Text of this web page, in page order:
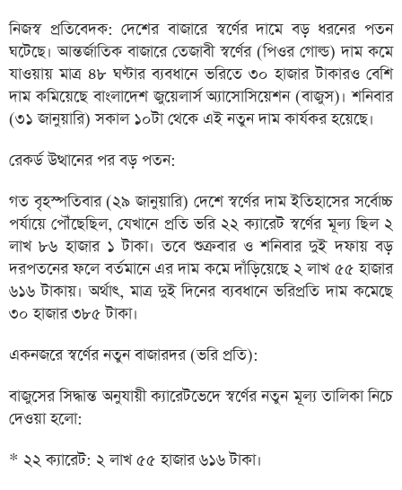
নিজস্ব প্রতিবেদক: দেশের বাজারে স্বর্ণের দামে বড় ধরনের পতন
ঘটেছে। আন্তর্জাতিক বাজারে তেজাবী স্বর্ণের (পিওর গোল্ড) দাম কমে
যাওয়ায় মাত্র ৪৮ ঘণ্টার ব্যবধানে ভরিতে ৩০ হাজার টাকারও বেশি
দাম কমিয়েছে বাংলাদেশ জুয়েলার্স অ্যাসোসিয়েশন (বাজুস)। শনিবার
(৩১ জানুয়ারি) সকাল ১০টা থেকে এই নতুন দাম কার্যকর হয়েছে।
রেকর্ড উত্থানের পর বড় পতন:
গত বৃহস্পতিবার (২৯ জানুয়ারি) দেশে স্বর্ণের দাম ইতিহাসের সর্বোচ্চ
পর্যায়ে পৌঁছেছিল, যেখানে প্রতি ভরি ২২ ক্যারেট স্বর্ণের মূল্য ছিল ২
লাখ ৮৬ হাজার ১ টাকা। তবে শুক্রবার ও শনিবার দুই দফায় বড়
দরপতনের ফলে বর্তমানে এর দাম কমে দাঁড়িয়েছে ২ লাখ ৫৫ হাজার
৬১৬ টাকায়। অর্থাৎ, মাত্র দুই দিনের ব্যবধানে ভরিপ্রতি দাম কমেছে
৩০ হাজার ৩৮৫ টাকা।
একনজরে স্বর্ণের নতুন বাজারদর (ভরি প্রতি):
বাজুসের সিদ্ধান্ত অনুযায়ী ক্যারেটভেদে স্বর্ণের নতুন মূল্য তালিকা নিচে
দেওয়া হলো:
* ২২ ক্যারেট: ২ লাখ ৫৫ হাজার ৬১৬ টাকা।